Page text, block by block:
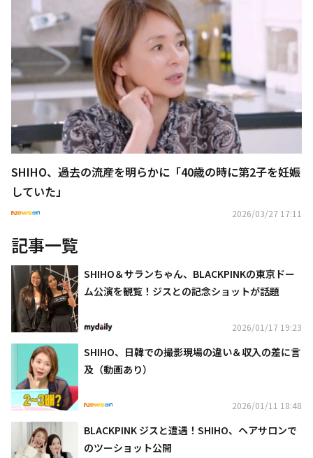
SHIHO、過去の流産を明らかに「40歳の時に第2子を妊娠
していた」
2026/03/27 17:11
記事一覧
SHIHO＆サランちゃん、BLACKPINKの東京ドー
ム公演を観覧！ジスとの記念ショットが話題
2026/01/17 19:23
SHIHO、日韓での撮影現場の違い＆収入の差に言
及（動画あり）
2026/01/11 18:48
BLACKPINK ジスと遭遇！SHIHO、ヘアサロンで
のツーショット公開